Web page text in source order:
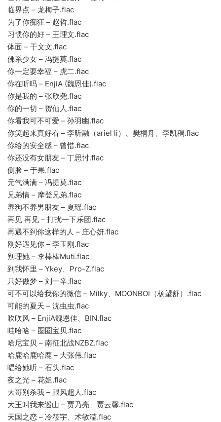
临界点 – 龙梅子.flac
为了你痴狂 – 赵哲.flac
习惯你的好 – 王理文.flac
体面 – 于文文.flac
佛系少女 – 冯提莫.flac
你一定要幸福 – 虎二.flac
你在听吗 – EnjiA (魏恩佳).flac
你是我的 – 张欣尧.flac
你的一切 – 贺仙人.flac
你看我可不可爱 – 孙羽幽.flac
你笑起来真好看 – 李昕融（ariel li）、樊桐舟、李凯稠.flac
你给的安全感 – 曾惜.flac
你还没有女朋友 – 丁思忖.flac
侧脸 – 于果.flac
元气满满 – 冯提莫.flac
兄弟情 – 摩登兄弟.flac
养狗不养男朋友 – 夏瑶.flac
再见 再见 – 打扰一下乐团.flac
再遇不到你这样的人 – 庄心妍.flac
刚好遇见你 – 李玉刚.flac
别理她 – 李棒棒Muti.flac
到我怀里 – Ykey、Pro-Z.flac
只好做梦 – 刘一辛.flac
可不可以给我你的微信 – Milky、MOONBOI（杨望舒）.flac
可能的夏天 – 沈虫虫.flac
吹吹风 – EnjiA魏恩佳、BIN.flac
哇哈哈 – 圈圈宝贝.flac
哈尼宝贝 – 南征北战NZBZ.flac
哈鹿哈鹿哈鹿 – 大张伟.flac
唱给她听 – 石头.flac
夜之光 – 花姐.flac
大哥别杀我 – 跟风超人.flac
大王叫我来巡山 – 贾乃亮、贾云馨.flac
天国之恋 – 冷筱宇、术敏滢.flac